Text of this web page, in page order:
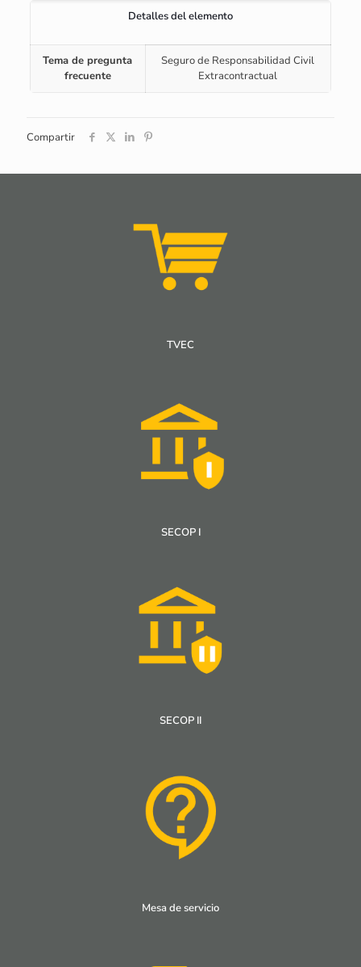
Detalles del elemento
Tema de pregunta
frecuente
Seguro de Responsabilidad Civil
Extracontractual
Compartir
TVEC
SECOP I
SECOP II
Mesa de servicio